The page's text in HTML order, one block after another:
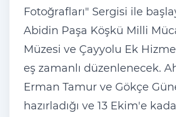
Fotoğrafları" Sergisi ile
Abidin Paşa Köşkü Milli
Müzesi ve Çayyolu Ek
eş zamanlı düzenlenecek.
Erman Tamur ve Gökçe
hazırladığı ve 13 Ekim'e